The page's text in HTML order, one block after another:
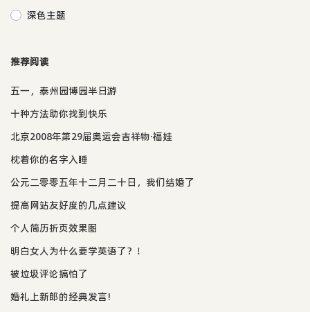
深色主题
推荐阅读
五一，泰州园博园半日游
十种方法助你找到快乐
北京2008年第29届奥运会吉祥物·福娃
枕着你的名字入睡
公元二零零五年十二月二十日，我们结婚了
提高网站友好度的几点建议
个人简历折页效果图
明白女人为什么要学英语了？！
被垃圾评论搞怕了
婚礼上新郎的经典发言!